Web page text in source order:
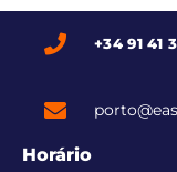
+34 91 41
Horário